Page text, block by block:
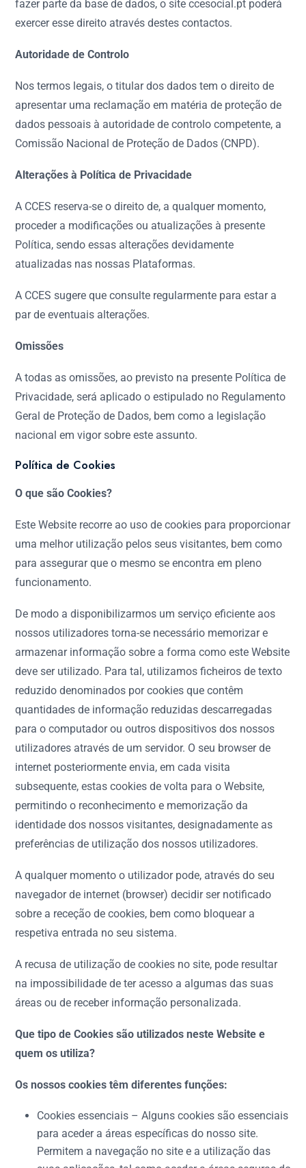
fazer parte da base de dados, o site ccesocial.pt poderá
exercer esse direito através destes contactos.
Autoridade de Controlo
Nos termos legais, o titular dos dados tem o direito de
apresentar uma reclamação em matéria de proteção de
dados pessoais à autoridade de controlo competente, a
Comissão Nacional de Proteção de Dados (CNPD).
Alterações à Política de Privacidade
A CCES reserva-se o direito de, a qualquer momento,
proceder a modificações ou atualizações à presente
Política, sendo essas alterações devidamente
atualizadas nas nossas Plataformas.
A CCES sugere que consulte regularmente para estar a
par de eventuais alterações.
Omissões
A todas as omissões, ao previsto na presente Política de
Privacidade, será aplicado o estipulado no Regulamento
Geral de Proteção de Dados, bem como a legislação
nacional em vigor sobre este assunto.
Política de Cookies
O que são Cookies?
Este Website recorre ao uso de cookies para proporcionar
uma melhor utilização pelos seus visitantes, bem como
para assegurar que o mesmo se encontra em pleno
funcionamento.
De modo a disponibilizarmos um serviço eficiente aos
nossos utilizadores torna-se necessário memorizar e
armazenar informação sobre a forma como este Website
deve ser utilizado. Para tal, utilizamos ficheiros de texto
reduzido denominados por cookies que contêm
quantidades de informação reduzidas descarregadas
para o computador ou outros dispositivos dos nossos
utilizadores através de um servidor. O seu browser de
internet posteriormente envia, em cada visita
subsequente, estas cookies de volta para o Website,
permitindo o reconhecimento e memorização da
identidade dos nossos visitantes, designadamente as
preferências de utilização dos nossos utilizadores.
A qualquer momento o utilizador pode, através do seu
navegador de internet (browser) decidir ser notificado
sobre a receção de cookies, bem como bloquear a
respetiva entrada no seu sistema.
A recusa de utilização de cookies no site, pode resultar
na impossibilidade de ter acesso a algumas das suas
áreas ou de receber informação personalizada.
Que tipo de Cookies são utilizados neste Website e
quem os utiliza?
Os nossos cookies têm diferentes funções:
Cookies essenciais – Alguns cookies são essenciais
para aceder a áreas específicas do nosso site.
Permitem a navegação no site e a utilização das